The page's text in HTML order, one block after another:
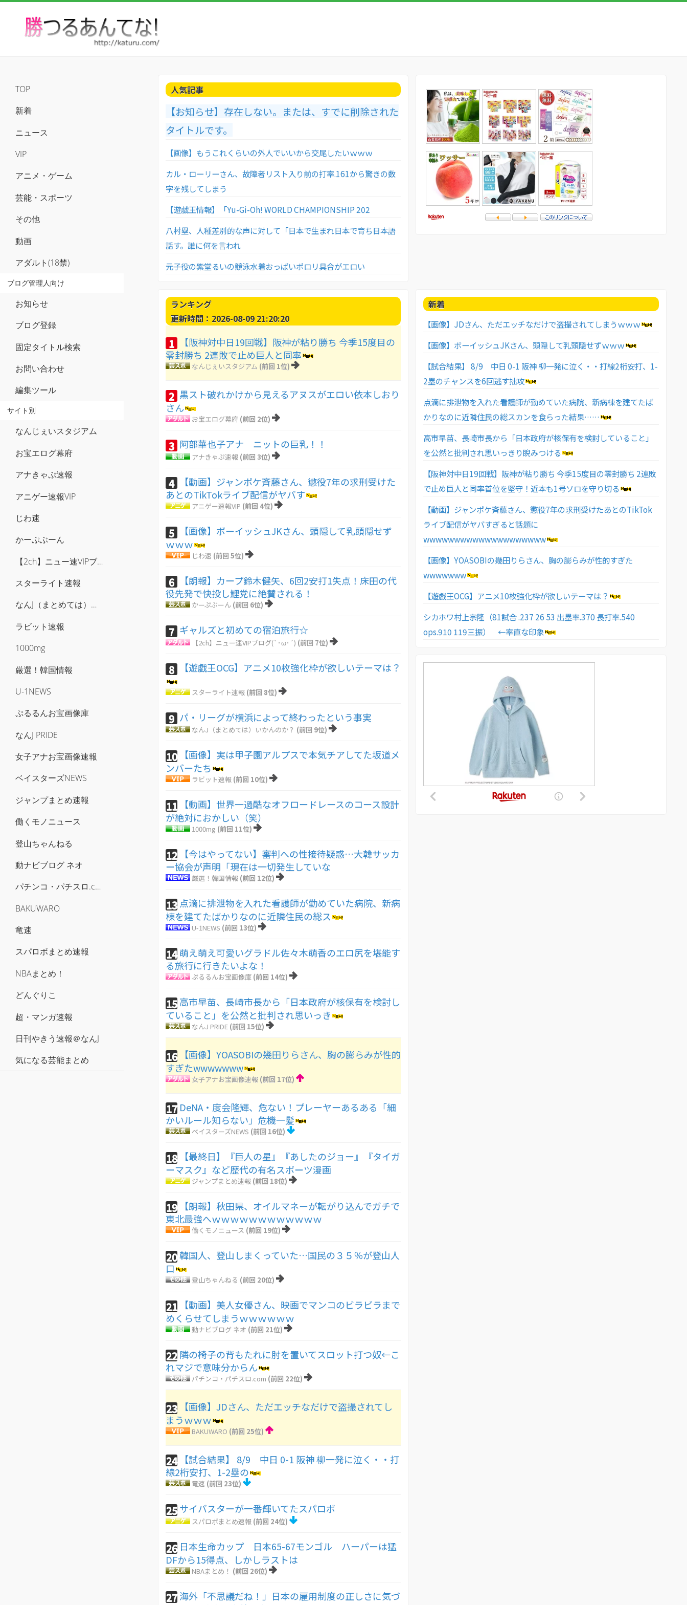
人気記事
【お知らせ】存在しない。または、すでに削除された
タイトルです。
【画像】もうこれくらいの外人でいいから交尾したいｗｗｗ
カル・ローリーさん、故障者リスト入り前の打率.161から驚きの数
字を残してしまう
【遊戯王情報】「Yu-Gi-Oh! WORLD CHAMPIONSHIP 202
八村塁、人種差別的な声に対して「日本で生まれ日本で育ち日本語
話す。誰に何を言われ
元子役の紫堂るいの競泳水着おっぱいポロリ具合がエロい
ランキング
更新時間：2026-08-09 21:20:20
1
【阪神対中日19回戦】阪神が粘り勝ち 今季15度目の
零封勝ち 2連敗で止め巨人と同率
なんじぇいスタジアム (前回 1位)
2 黒スト破れかけから見えるアヌスがエロい依本しおり
さん
お宝エログ幕府 (前回 2位)
3 阿部華也子アナ ニットの巨乳！！
アナきゃぷ速報 (前回 3位)
4
【動画】ジャンポケ斉藤さん、懲役7年の求刑受けた
あとのTikTokライブ配信がヤバす
アニゲー速報VIP (前回 4位)
5
【画像】ボーイッシュJKさん、頭隠して乳頭隠せず
ｗｗｗ
じわ速 (前回 5位)
6
【朗報】カープ鈴木健矢、6回2安打1失点！床田の代
役先発で快投し鯉党に絶賛される！
かーぷぶーん (前回 6位)
7 ギャルズと初めての宿泊旅行☆
【2ch】ニュー速VIPブログ(`･ω･´) (前回 7位)
8 【遊戯王OCG】アニメ10枚強化枠が欲しいテーマは？
スターライト速報 (前回 8位)
9 パ・リーグが横浜によって終わったという事実
なんJ（まとめては）いかんのか？ (前回 9位)
10
【画像】実は甲子園アルプスで本気チアしてた坂道メ
ンバーたち
ラビット速報 (前回 10位)
11
【動画】世界一過酷なオフロードレースのコース設計
が絶対におかしい（笑）
1000mg (前回 11位)
12
【今はやってない】審判への性接待疑惑…大韓サッカ
ー協会が声明「現在は一切発生していな
厳選！韓国情報 (前回 12位)
13 点滴に排泄物を入れた看護師が勤めていた病院、新病
棟を建てたばかりなのに近隣住民の総ス
U-1NEWS (前回 13位)
14 萌え萌え可愛いグラドル佐々木萌香のエロ尻を堪能す
る旅行に行きたいよな！
ぷるるんお宝画像庫 (前回 14位)
15 高市早苗、長崎市長から「日本政府が核保有を検討し
ていること」を公然と批判され思いっき
なんJ PRIDE (前回 15位)
16
【画像】YOASOBIの幾田りらさん、胸の膨らみが性的
すぎたwwwwwww
女子アナお宝画像速報 (前回 17位)
17 DeNA・度会隆輝、危ない！プレーヤーあるある「細
かいルール知らない」危機一髪
ベイスターズNEWS (前回 16位)
18
【最終日】『巨人の星』『あしたのジョー』『タイガ
ーマスク』など歴代の有名スポーツ漫画
ジャンプまとめ速報 (前回 18位)
19
【朗報】秋田県、オイルマネーが転がり込んでガチで
東北最強へｗｗｗｗｗｗｗｗｗｗｗｗ
働くモノニュース (前回 19位)
20韓国人、登山しまくっていた…国民の３５％が登山人
口
登山ちゃんねる (前回 20位)
21
【動画】美人女優さん、映画でマンコのビラビラまで
めくらせてしまうｗｗｗｗｗｗ
動ナビブログ ネオ (前回 21位)
22 隣の椅子の背もたれに肘を置いてスロット打つ奴←こ
れマジで意味分からん
パチンコ・パチスロ.com (前回 22位)
23
【画像】JDさん、ただエッチなだけで盗撮されてし
まうｗｗｗ
BAKUWARO (前回 25位)
24
【試合結果】 8/9 中日 0-1 阪神 柳一発に泣く・・打
線2桁安打、1-2塁の
竜速 (前回 23位)
25 サイバスターが一番輝いてたスパロボ
スパロボまとめ速報 (前回 24位)
26 日本生命カップ 日本65-67モンゴル ハーパーは猛
DFから15得点、しかしラストは
NBAまとめ！ (前回 26位)
27 海外「不思議だね！」日本の雇用制度の正しさに気づ
新着
【画像】JDさん、ただエッチなだけで盗撮されてしまうｗｗｗ
【画像】ボーイッシュJKさん、頭隠して乳頭隠せずｗｗｗ
【試合結果】 8/9 中日 0-1 阪神 柳一発に泣く・・打線2桁安打、1-
2塁のチャンスを6回逃す拙攻
点滴に排泄物を入れた看護師が勤めていた病院、新病棟を建てたば
かりなのに近隣住民の総スカンを食らった結果……
高市早苗、長崎市長から「日本政府が核保有を検討していること」
を公然と批判され思いっきり睨みつける
【阪神対中日19回戦】阪神が粘り勝ち 今季15度目の零封勝ち 2連敗
で止め巨人と同率首位を堅守！近本も1号ソロを守り切る
【動画】ジャンポケ斉藤さん、懲役7年の求刑受けたあとのTikTok
ライブ配信がヤバすぎると話題に
wwwwwwwwwwwwwwwwwwww
【画像】YOASOBIの幾田りらさん、胸の膨らみが性的すぎた
wwwwwww
【遊戯王OCG】アニメ10枚強化枠が欲しいテーマは？
シカホワ村上宗隆（81試合 .237 26 53 出塁率.370 長打率.540
ops.910 119三振） ←率直な印象
TOP
新着
ニュース
VIP
アニメ・ゲーム
芸能・スポーツ
その他
動画
アダルト(18禁)
ブログ管理人向け
お知らせ
ブログ登録
固定タイトル検索
お問い合わせ
編集ツール
サイト別
なんじぇいスタジアム
お宝エログ幕府
アナきゃぷ速報
アニゲー速報VIP
じわ速
かーぷぶーん
【2ch】ニュー速VIPブログ(`･ω･´)
スターライト速報
なんJ（まとめては）いかんのか？
ラビット速報
1000mg
厳選！韓国情報
U-1NEWS
ぷるるんお宝画像庫
なんJ PRIDE
女子アナお宝画像速報
ベイスターズNEWS
ジャンプまとめ速報
働くモノニュース
登山ちゃんねる
動ナビブログ ネオ
パチンコ・パチスロ.com
BAKUWARO
竜速
スパロボまとめ速報
NBAまとめ！
どんぐりこ
超・マンガ速報
日刊やきう速報＠なんJ
気になる芸能まとめ